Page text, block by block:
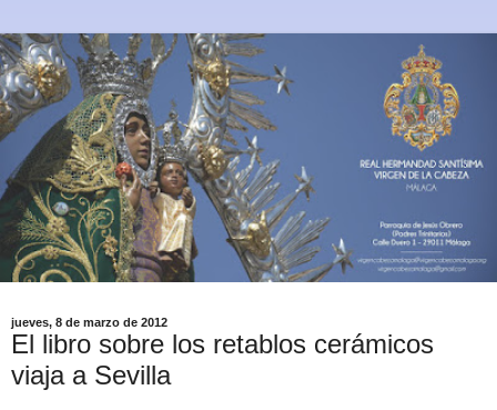
jueves, 8 de marzo de 2012
El libro sobre los retablos cerámicos
viaja a Sevilla